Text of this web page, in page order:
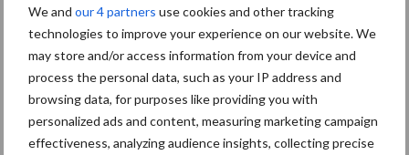
We and our 4 partners use cookies and other tracking
technologies to improve your experience on our website. We
may store and/or access information from your device and
process the personal data, such as your IP address and
browsing data, for purposes like providing you with
personalized ads and content, measuring marketing campaign
effectiveness, analyzing audience insights, collecting precise
schuur laat je het weer naar beneden en je kan beginnen met
lossen. Het komt erop neer dat je bij een ronde van 45 minuten
een kwartier wint.”